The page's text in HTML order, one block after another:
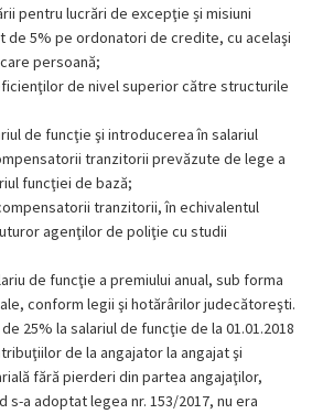
pentru lucrări de excepţie și misiuni
de 5% pe ordonatori de credite, cu acelaşi
persoană;
de nivel superior către structurile
de funcţie şi introducerea în salariul
tranzitorii prevăzute de lege a
funcţiei de bază;
tranzitorii, în echivalentul
agenţilor de poliţie cu studii
de funcţie a premiului anual, sub forma
conform legii şi hotărârilor judecătoreşti.
25% la salariul de funcţie de la 01.01.2018
de la angajator la angajat şi
fără pierderi din partea angajaţilor,
s-a adoptat legea nr. 153/2017, nu era